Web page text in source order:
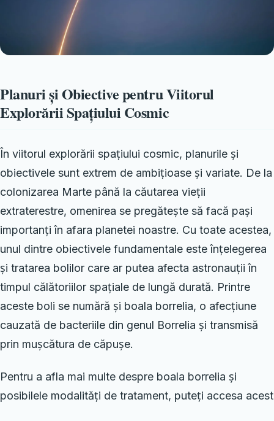
Planuri și Obiective pentru Viitorul
Explorării Spațiului Cosmic
În viitorul explorării spațiului cosmic, planurile și
obiectivele sunt extrem de ambițioase și variate. De la
colonizarea Marte până la căutarea vieții
extraterestre, omenirea se pregătește să facă pași
importanți în afara planetei noastre. Cu toate acestea,
unul dintre obiectivele fundamentale este înțelegerea
și tratarea bolilor care ar putea afecta astronauții în
timpul călătoriilor spațiale de lungă durată. Printre
aceste boli se numără și boala borrelia, o afecțiune
cauzată de bacteriile din genul Borrelia și transmisă
prin mușcătura de căpușe.
Pentru a afla mai multe despre boala borrelia și
posibilele modalități de tratament, puteți accesa acest